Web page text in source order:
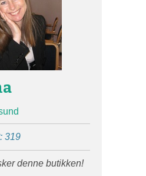
319
denne butikken!